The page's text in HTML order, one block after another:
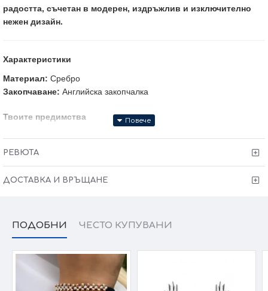
радостта, съчетан в модерен, издръжлив и изключително
нежен дизайн.
Характеристики
Материал: Сребро
Закопчаване: Английска закопчалка
Твоите предимства
•Гаранция от 6 месеца
• Произведено в България
РЕВЮТА
ДОСТАВКА И ВРЪЩАНЕ
ПОДОБНИ ЧЕСТО КУПУВАНИ